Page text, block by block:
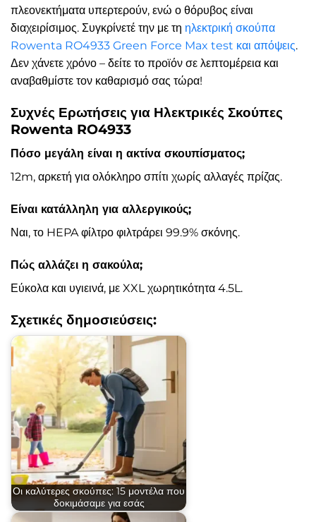
πλεονεκτήματα υπερτερούν, ενώ ο θόρυβος είναι
διαχειρίσιμος. Συγκρίνετέ την με τη ηλεκτρική σκούπα
Rowenta RO4933 Green Force Max test και απόψεις.
Δεν χάνετε χρόνο – δείτε το προϊόν σε λεπτομέρεια και
αναβαθμίστε τον καθαρισμό σας τώρα!
Συχνές Ερωτήσεις για Ηλεκτρικές Σκούπες
Rowenta RO4933
Πόσο μεγάλη είναι η ακτίνα σκουπίσματος;
12m, αρκετή για ολόκληρο σπίτι χωρίς αλλαγές πρίζας.
Είναι κατάλληλη για αλλεργικούς;
Ναι, το HEPA φίλτρο φιλτράρει 99.9% σκόνης.
Πώς αλλάζει η σακούλα;
Εύκολα και υγιεινά, με XXL χωρητικότητα 4.5L.
Σχετικές δημοσιεύσεις:
Οι καλύτερες σκούπες: 15 μοντέλα που
δοκιμάσαμε για εσάς